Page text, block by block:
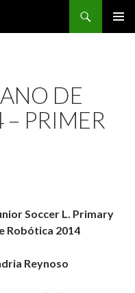
DE
PRIMER
Soccer L. Primary
Robótica 2014
Reynoso